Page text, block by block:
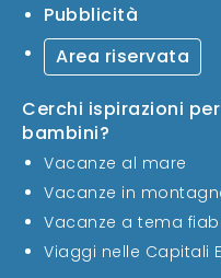
Pubblicità
Area riservata
Cerchi ispirazioni
bambini?
Vacanze al mare
Vacanze in
Vacanze a tema
Viaggi nelle Capitali